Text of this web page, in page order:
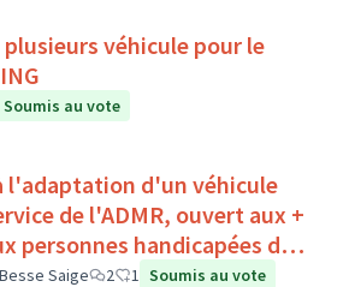
véhicule pour le
Soumis au vote
l'adaptation d'un véhicule
de l'ADMR, ouvert aux +
personnes handicapées du
Saige 2 1 Soumis au vote